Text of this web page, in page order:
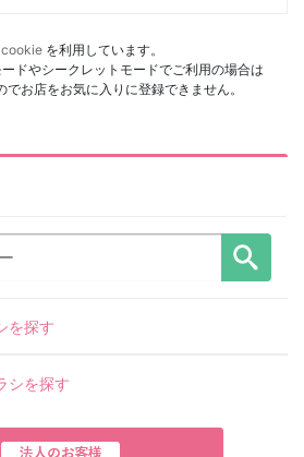
cookie を利用しています。
ドやシークレットモードでご利用の場合は
お店をお気に入りに登録できません。
を探す
シを探す